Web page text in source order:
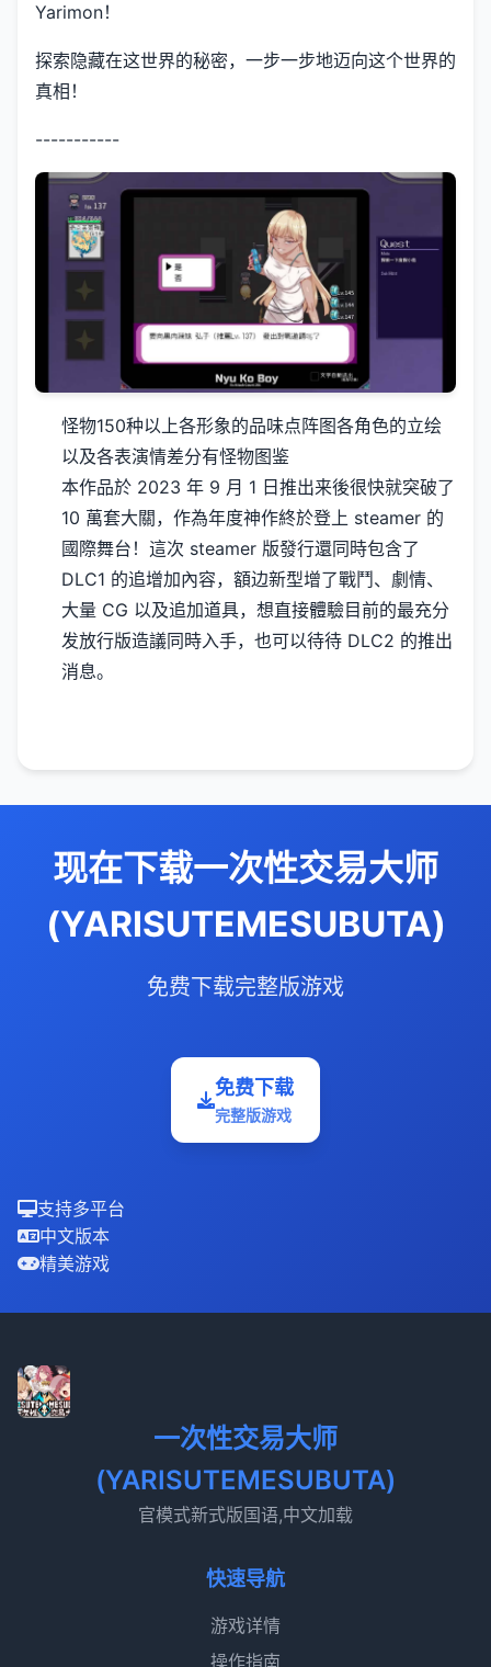
Yarimon！
探索隐藏在这世界的秘密，一步一步地迈向这个世界的
真相！
-----------
怪物150种以上各形象的品味点阵图各角色的立绘
以及各表演情差分有怪物图鉴
本作品於 2023 年 9 月 1 日推出来後很快就突破了
10 萬套大關，作為年度神作終於登上 steamer 的
國際舞台！這次 steamer 版發行還同時包含了
DLC1 的追增加內容，額边新型增了戰鬥、劇情、
大量 CG 以及追加道具，想直接體驗目前的最充分
发放行版造議同時入手，也可以待待 DLC2 的推出
消息。
现在下载一次性交易大师
(YARISUTEMESUBUTA)
免费下载完整版游戏
免费下载
完整版游戏
支持多平台
中文版本
精美游戏
一次性交易大师
(YARISUTEMESUBUTA)
官模式新式版国语,中文加载
快速导航
游戏详情
操作指南